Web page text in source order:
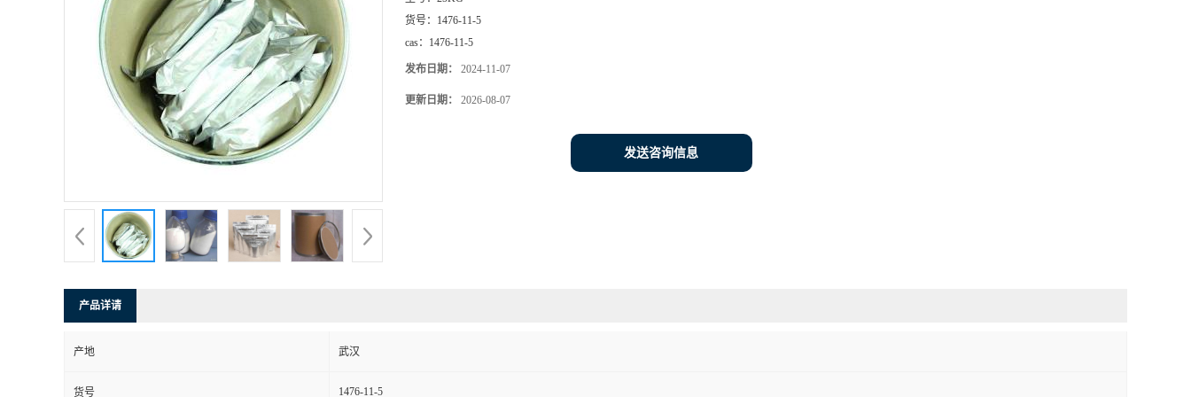
货号： 1476-11-5
cas： 1476-11-5
发布日期： 2024-11-07
更新日期： 2026-08-07
发送咨询信息
产品详请
产地 武汉
货号 1476-11-5